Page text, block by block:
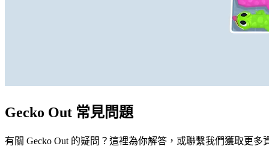
Gecko Out 常見問題
有關 Gecko Out 的疑問？這裡為你解答，或聯繫我們獲取更多